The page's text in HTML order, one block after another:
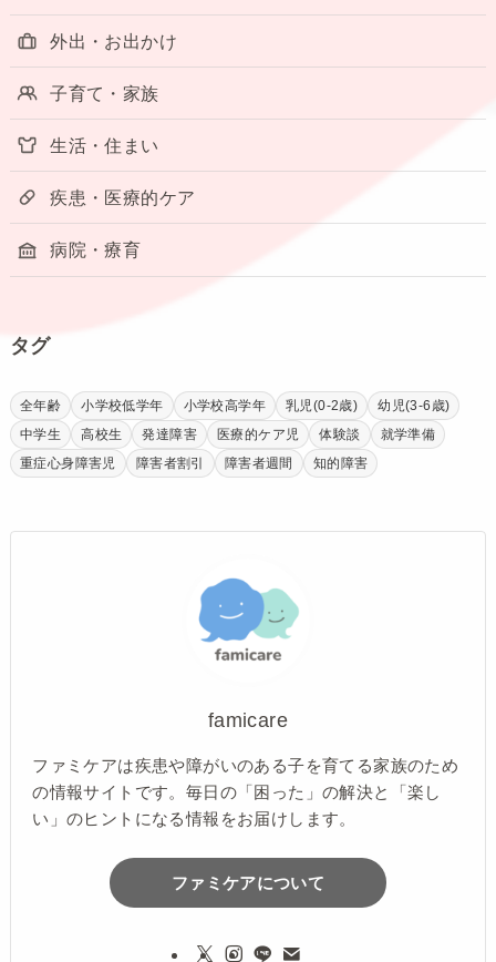
外出・お出かけ
子育て・家族
生活・住まい
疾患・医療的ケア
病院・療育
タグ
全年齢 小学校低学年 小学校高学年 乳児(0-2歳)
幼児(3-6歳)
中学生
高校生 発達障害 医療的ケア児 体験談
就学準備
重症心身障害児
障害者割引 障害者週間 知的障害
famicare
ファミケアは疾患や障がいのある子を育てる家族のため
の情報サイトです。毎日の「困った」の解決と「楽し
い」のヒントになる情報をお届けします。
ファミケアについて